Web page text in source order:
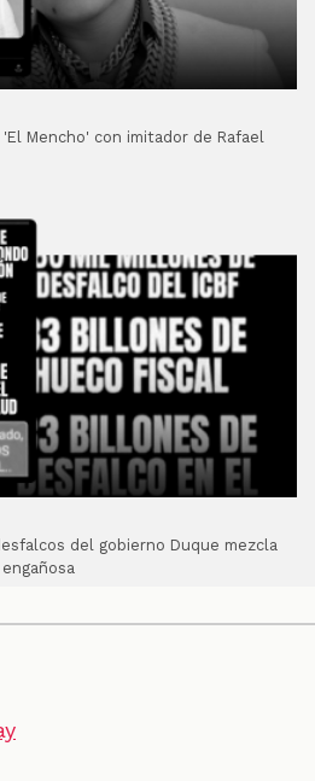
Mencho' con imitador de Rafael
del gobierno Duque mezcla